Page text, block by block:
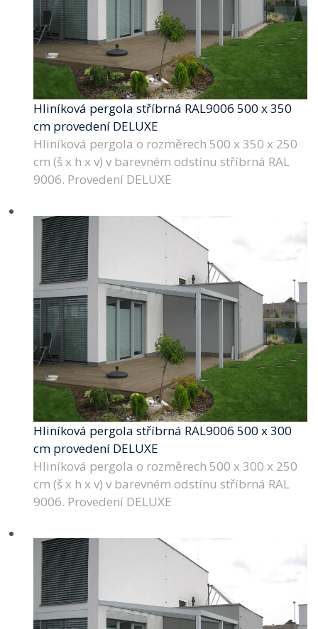
Hliníková pergola stříbrná RAL9006 500 x 350
cm provedení DELUXE
Hliníková pergola o rozměrech 500 x 350 x 250
cm (š x h x v) v barevném odstínu stříbrná RAL
9006. Provedení DELUXE
Hliníková pergola stříbrná RAL9006 500 x 300
cm provedení DELUXE
Hliníková pergola o rozměrech 500 x 300 x 250
cm (š x h x v) v barevném odstínu stříbrná RAL
9006. Provedení DELUXE